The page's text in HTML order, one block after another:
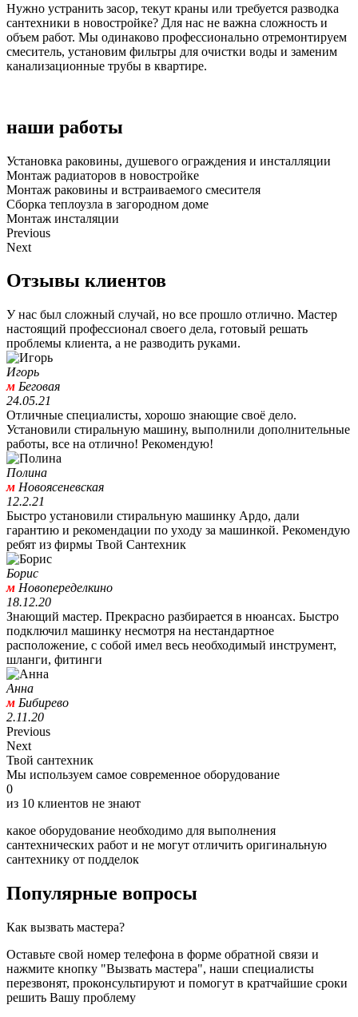
Нужно устранить засор, текут краны или требуется разводка
сантехники в новостройке? Для нас не важна сложность и
объем работ. Мы одинаково профессионально отремонтируем
смеситель, установим фильтры для очистки воды и заменим
канализационные трубы в квартире.
наши работы
Установка раковины, душевого ограждения и инсталляции
Монтаж радиаторов в новостройке
Монтаж раковины и встраиваемого смесителя
Сборка теплоузла в загородном доме
Монтаж инсталяции
Previous
Next
Отзывы клиентов
У нас был сложный случай, но все прошло отлично. Мастер
настоящий профессионал своего дела, готовый решать
проблемы клиента, а не разводить руками.
Игорь
м Беговая
24.05.21
Отличные специалисты, хорошо знающие своё дело.
Установили стиральную машину, выполнили дополнительные
работы, все на отлично! Рекомендую!
Полина
м Новоясеневская
12.2.21
Быстро установили стиральную машинку Ардо, дали
гарантию и рекомендации по уходу за машинкой. Рекомендую
ребят из фирмы Твой Сантехник
Борис
м Новопеределкино
18.12.20
Знающий мастер. Прекрасно разбирается в нюансах. Быстро
подключил машинку несмотря на нестандартное
расположение, с собой имел весь необходимый инструмент,
шланги, фитинги
Анна
м Бибирево
2.11.20
Previous
Next
Твой сантехник
Мы используем самое современное оборудование
0
из 10 клиентов не знают
какое оборудование необходимо для выполнения
сантехнических работ и не могут отличить оригинальную
сантехнику от подделок
Популярные вопросы
Как вызвать мастера?
Оставьте свой номер телефона в форме обратной связи и
нажмите кнопку "Вызвать мастера", наши специалисты
перезвонят, проконсультируют и помогут в кратчайшие сроки
решить Вашу проблему